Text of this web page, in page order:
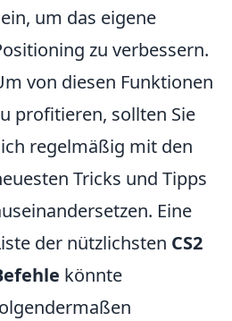
um das eigene
zu verbessern.
von diesen Funktionen
profitieren, sollten Sie
regelmäßig mit den
Tricks und Tipps
Eine
der nützlichsten CS2
könnte